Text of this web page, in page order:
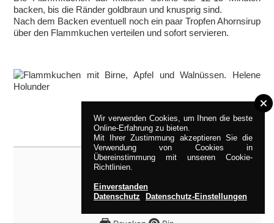
backen, bis die Ränder goldbraun und knusprig sind.
Nach dem Backen eventuell noch ein paar Tropfen Ahornsirup
über den Flammkuchen verteilen und sofort servieren.
Wir verwenden Cookies, um Ihnen die beste
Online-Erfahrung zu bieten.
Mit Ihrer Zustimmung akzeptieren Sie die
Verwendung von Cookies in
Übereinstimmung mit unseren Cookie-
Richtlinien.
Einverstanden
Datenschutz
Datenschutz-Einstellungen